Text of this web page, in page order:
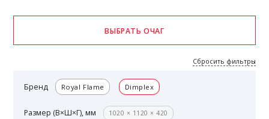
Бренд Royal Flame Dimplex
Размер (В×Ш×Г), мм 1020 × 1120 × 420
Сбросить фильтры